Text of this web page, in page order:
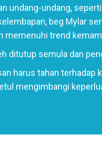
undang-undang,
beg Mylar
memenuhi trend
ditutup semula dan
harus tahan
mengimbangi